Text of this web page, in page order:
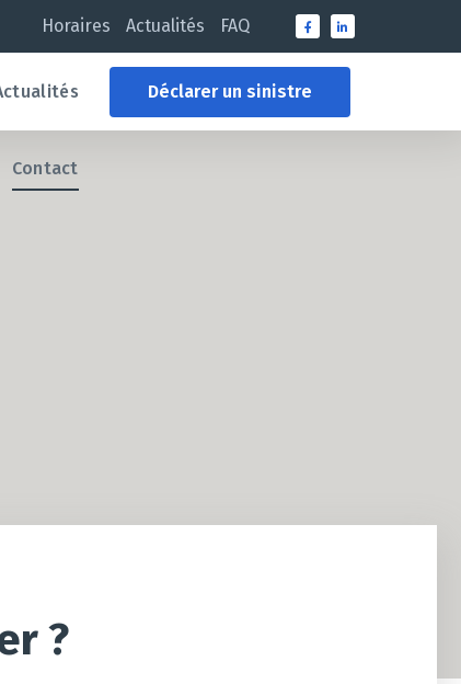
Horaires Actualités FAQ
Contact
Déclarer un sinistre
?